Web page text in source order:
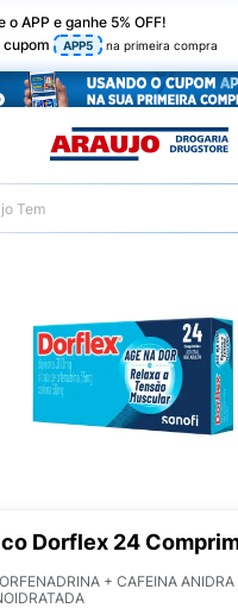
o APP e ganhe 5% OFF!
cupom APP5 na primeira compra
Dorflex 24
+ CAFEINA